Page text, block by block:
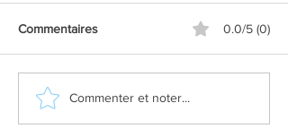
Commentaires 0.0/5 (0)
Commenter et noter...